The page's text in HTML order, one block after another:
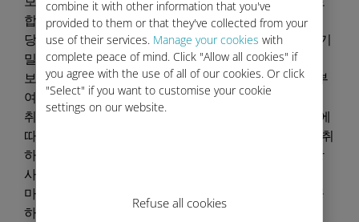
combine it with other information that you've
provided to them or that they've collected from your
use of their services. Manage your cookies with
complete peace of mind. Click "Allow all cookies" if
you agree with the use of all of our cookies. Or click
"Select" if you want to customise your cookie
settings on our website.
Refuse all cookies
합니다.
당사는 법적 및 규제 요구사항에 따라 귀하의 보고가 기
밀로 처리될 것임을 보장합니다.
보고 절차에 참여한다고 해서 어떠한 지적 재산권도 부
여되지 않습니다.
취약점이 발견되어 본 Responsible Disclosure Policy에
따라 보고된 경우, 보고자에 대해 어떠한 법적 조치도 취
하지 않습니다. 다만, 본 정책을 준수하지 않은 경우 당
사는 모든 법적 권리를 보유합니다.
마지막으로, 현재 당사는 Bug Bounty 프로그램을 제공
하거나 이에 참여하고 있지 않음을 알려드립니다.